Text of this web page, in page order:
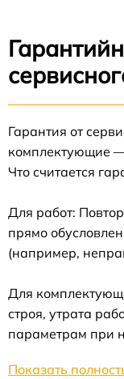
Гарантия от
комплектующие
Что считается
Для работ:
прямо
(например,
Для
строя, утрата
параметрам при
Показать